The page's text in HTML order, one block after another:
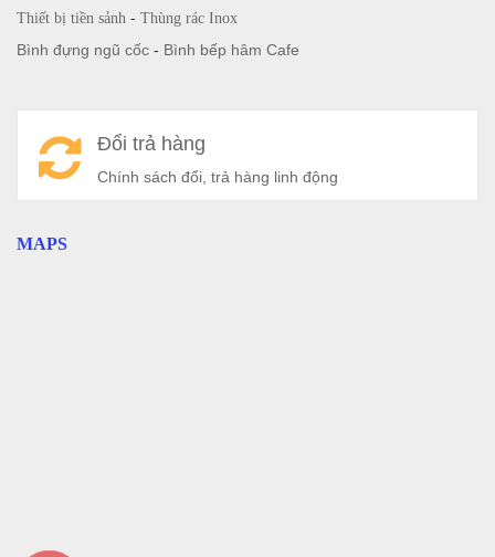
Thiết bị tiền sảnh - Thùng rác Inox
Bình đựng ngũ cốc - Bình bếp hâm Cafe
Đổi trả hàng
Chính sách đổi, trả hàng linh động
MAPS